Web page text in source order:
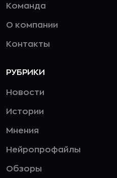
Команда
О компании
Контакты
РУБРИКИ
Новости
Истории
Мнения
Нейропрофайлы
Обзоры